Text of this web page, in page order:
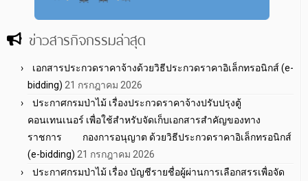
ข่าวสารกิจกรรมล่าสุด
เอกสารประกวดราคาจ้างด้วยวิธีประกวดราคาอิเล็กทรอนิกส์ (e-
bidding) 21 กรกฎาคม 2026
ประกาศกรมป่าไม้ เรื่องประกวดราคาจ้างปรับปรุงตู้
คอนเทนเนอร์ เพื่อใช้สำหรับจัดเก็บเอกสารสำคัญของทาง
ราชการ กองการอนุญาต ด้วยวิธีประกวดราคาอิเล็กทรอนิกส์
(e-bidding) 21 กรกฎาคม 2026
ประกาศกรมป่าไม้ เรื่อง บัญชีรายชื่อผู้ผ่านการเลือกสรรเพื่อจัด